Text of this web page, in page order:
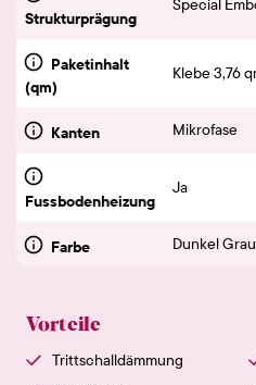
Strukturprägung
Paketinhalt
(qm)
Klebe 3,76
Kanten Mikrofase
Fussbodenheizung
Ja
Farbe Dunkel
Vorteile
Trittschalldämmung